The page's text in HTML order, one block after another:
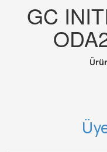
GC